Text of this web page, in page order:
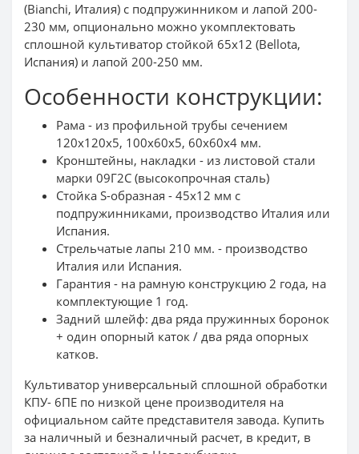
(Bianchi, Италия) с подпружинником и лапой 200-
230 мм, опционально можно укомплектовать
сплошной культиватор стойкой 65х12 (Bellota,
Испания) и лапой 200-250 мм.
Особенности конструкции:
Рама - из профильной трубы сечением
120х120х5, 100х60х5, 60х60х4 мм.
Кронштейны, накладки - из листовой стали
марки 09Г2С (высокопрочная сталь)
Стойка S-образная - 45х12 мм с
подпружинниками, производство Италия или
Испания.
Стрельчатые лапы 210 мм. - производство
Италия или Испания.
Гарантия - на рамную конструкцию 2 года, на
комплектующие 1 год.
Задний шлейф: два ряда пружинных боронок
+ один опорный каток / два ряда опорных
катков.
Культиватор универсальный сплошной обработки
КПУ- 6ПЕ по низкой цене производителя на
официальном сайте представителя завода. Купить
за наличный и безналичный расчет, в кредит, в